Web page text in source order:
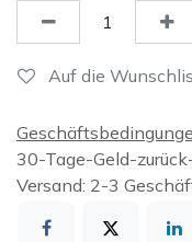
Auf die
30-Tage-Geld-
Versand: 2-3